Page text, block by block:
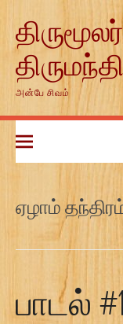
content
அன்பே சிவம்
ஏழாம்
பாடல்